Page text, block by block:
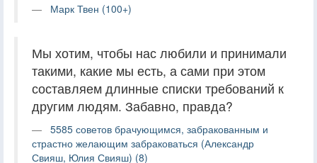
Марк Твен (100+)
Мы хотим, чтобы нас любили и принимали
такими, какие мы есть, а сами при этом
составляем длинные списки требований к
другим людям. Забавно, правда?
5585 советов брачующимся, забракованным и
страстно желающим забраковаться (Александр
Свияш, Юлия Свияш) (8)